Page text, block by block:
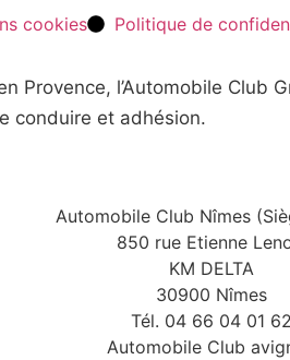
cookies Politique de
Provence, l’Automobile
conduire et adhésion.
Automobile Club Nîmes
850 rue Etienne
KM DELTA
30900 Nîmes
Tél. 04 66 04 01 62
Automobile Club